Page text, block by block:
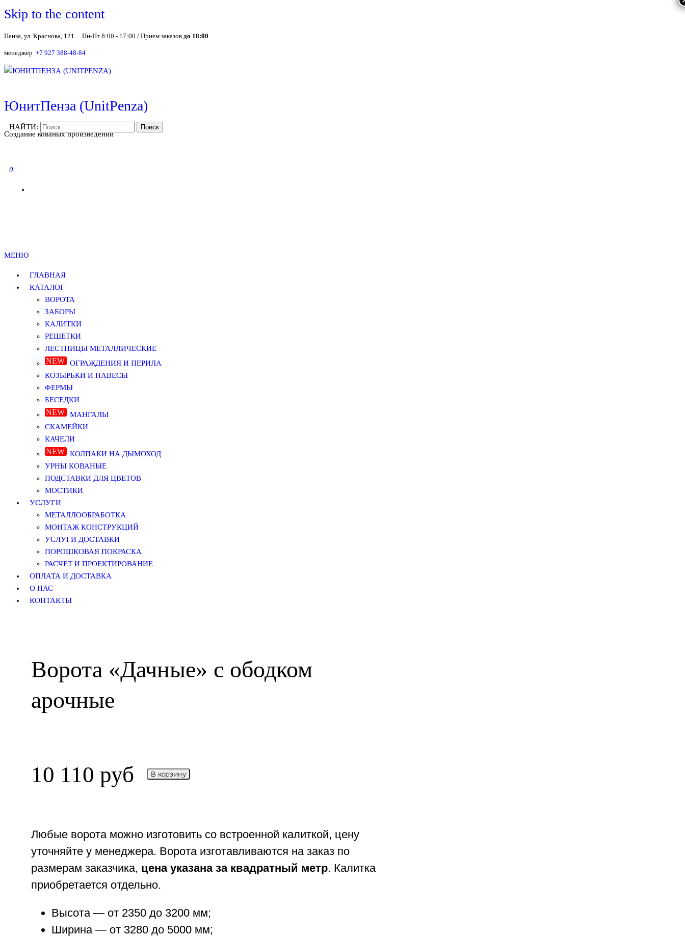
Skip to the content
Пенза, ул. Краснова, 121 Пн-Пт 8:00 - 17:00 / Прием заказов до 18:00
менеджер +7 927 388-48-84
ЮнитПенза (UnitPenza)
Создание кованых произведений
НАЙТИ:
0
МЕНЮ
ГЛАВНАЯ
КАТАЛОГ
ВОРОТА
ЗАБОРЫ
КАЛИТКИ
РЕШЕТКИ
ЛЕСТНИЦЫ МЕТАЛЛИЧЕСКИЕ
ОГРАЖДЕНИЯ И ПЕРИЛА
КОЗЫРЬКИ И НАВЕСЫ
ФЕРМЫ
БЕСЕДКИ
МАНГАЛЫ
СКАМЕЙКИ
КАЧЕЛИ
КОЛПАКИ НА ДЫМОХОД
УРНЫ КОВАНЫЕ
ПОДСТАВКИ ДЛЯ ЦВЕТОВ
МОСТИКИ
УСЛУГИ
МЕТАЛЛООБРАБОТКА
МОНТАЖ КОНСТРУКЦИЙ
УСЛУГИ ДОСТАВКИ
ПОРОШКОВАЯ ПОКРАСКА
РАСЧЕТ И ПРОЕКТИРОВАНИЕ
ОПЛАТА И ДОСТАВКА
О НАС
КОНТАКТЫ
Ворота «Дачные» с ободком
арочные
10 110 руб В корзину
Любые ворота можно изготовить со встроенной калиткой, цену
уточняйте у менеджера. Ворота изготавливаются на заказ по
размерам заказчика, цена указана за квадратный метр. Калитка
приобретается отдельно.
Высота — от 2350 до 3200 мм;
Ширина — от 3280 до 5000 мм;